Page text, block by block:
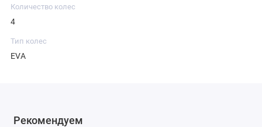
Количество колес
4
Тип колес
EVA
Рекомендуем